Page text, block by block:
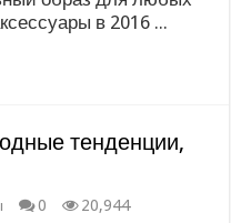
в 2016 ...
тенденции,
0 20,944